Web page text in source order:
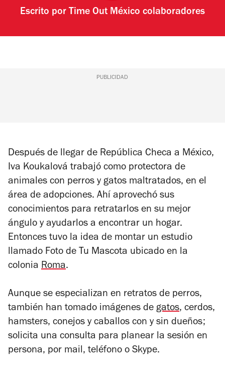
Escrito por Time Out México colaboradores
PUBLICIDAD
Después de llegar de República Checa a México,
Iva Koukalová trabajó como protectora de
animales con perros y gatos maltratados, en el
área de adopciones. Ahí aprovechó sus
conocimientos para retratarlos en su mejor
ángulo y ayudarlos a encontrar un hogar.
Entonces tuvo la idea de montar un estudio
llamado Foto de Tu Mascota ubicado en la
colonia Roma.
Aunque se especializan en retratos de perros,
también han tomado imágenes de gatos, cerdos,
hamsters, conejos y caballos con y sin dueños;
solicita una consulta para planear la sesión en
persona, por mail, teléfono o Skype.